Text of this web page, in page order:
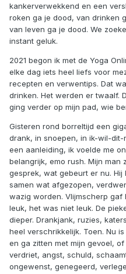
kankerverwekkend en een
roken ga je dood, van drinken
van leven ga je dood. We
instant geluk.
2021 begon ik met de Yoga
elke dag iets heel liefs voor
recepten en verwentips. Dat
drinken. Het werden er twaalf.
ging verder op mijn pad, wie
Gisteren rond borreltijd een
drank, in snoepen, in ik-wil-
een aanleiding, ik voelde me
belangrijk, emo rush. Mijn
gesprek, wat gebeurt er nu.
samen wat afgezopen,
wazig worden. Vlijmscherp gaf
leuk, het was niet leuk. De
dieper. Drankjank, ruzies,
heel verschrikkelijk. Toen. Nu
en ga zitten met mijn gevoel,
verdriet, angst, schuld,
ongewenst, genegeerd,